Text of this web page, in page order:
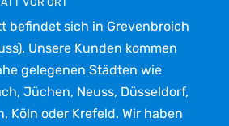
befindet sich in Grevenbroich
Unsere Kunden kommen
gelegenen Städten wie
Jüchen, Neuss, Düsseldorf,
Köln oder Krefeld. Wir haben